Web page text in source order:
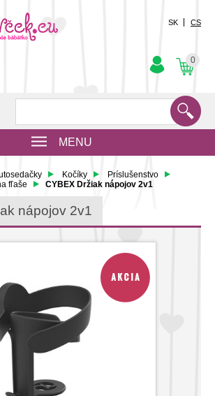
0
SK CS
MENU
Kočíky
Príslušenstvo
fľaše
CYBEX Držiak nápojov 2v1
nápojov 2v1